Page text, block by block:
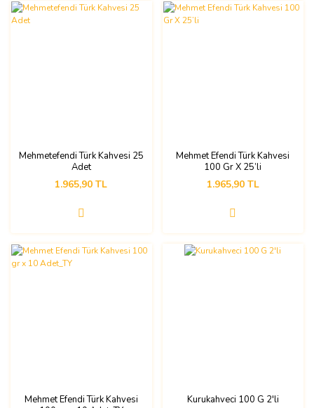
Mehmetefendi Türk Kahvesi 25
Adet
1.965,90 TL
Mehmet Efendi Türk Kahvesi
100 Gr X 25’li
1.965,90 TL
Mehmet Efendi Türk Kahvesi
Kurukahveci 100 G 2'li